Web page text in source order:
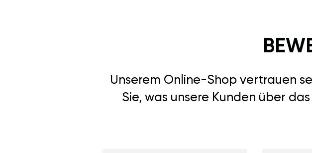
Unserem Online-Shop vertrauen
Sie, was unsere Kunden über